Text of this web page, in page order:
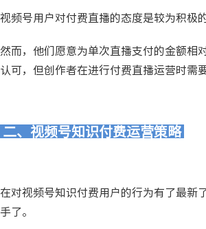
视频号用户对付费直播的态度是较为积极
然而，他们愿意为单次直播支付的金额相
认可，但创作者在进行付费直播运营时需
二、视频号知识付费运营策略
在对视频号知识付费用户的行为有了最新
手了。